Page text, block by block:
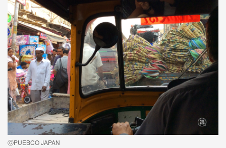
ⓒPUEBCO JAPAN